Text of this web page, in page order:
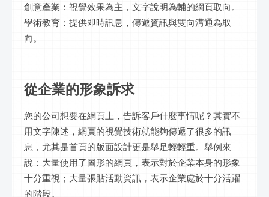
創意產業：視覺效果為主，文字說明為輔的網頁取向。
學術教育：提供即時訊息，傳遞資訊與雙向溝通為取
向。
從企業的形象訴求
您的公司想要在網頁上，告訴客戶什麼事情呢？其實不
用文字陳述，網頁的視覺技術就能夠傳遞了很多的訊
息，尤其是首頁的版面設計更是舉足輕輕重。舉例來
說：大量使用了圖形的網頁，表示對於企業本身的形象
十分重視；大量張貼活動資訊，表示企業處於十分活躍
的階段。